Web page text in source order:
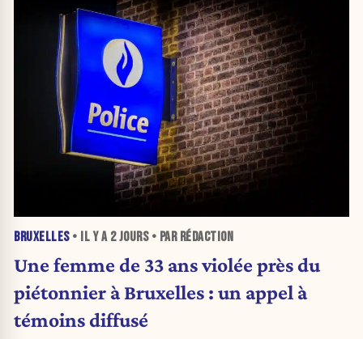
BRUXELLES• IL Y A 2 JOURS• PAR RÉDACTION
Une femme de 33 ans violée près du
piétonnier à Bruxelles : un appel à
témoins diffusé